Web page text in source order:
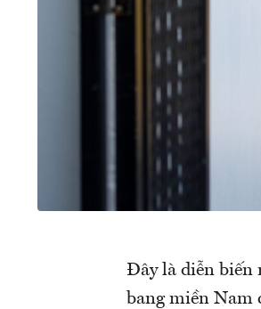
Đây là diễn biến
bang miền Nam